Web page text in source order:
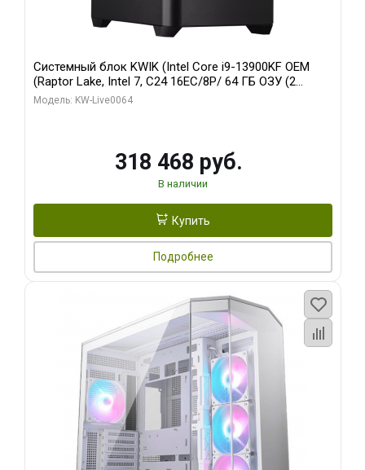
Системный блок KWIK (Intel Core i9-13900KF OEM
(Raptor Lake, Intel 7, C24 16EC/8P/ 64 ГБ ОЗУ (2
модуля)/ ASUS RTX5080 PROART OC 16GB GDDR7
Модель: KW-Live0064
318 468 руб.
В наличии
Купить
Подробнее